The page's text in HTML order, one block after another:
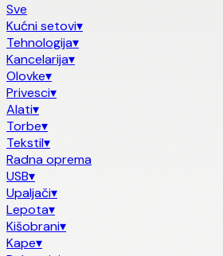
Sve
Kućni setovi▾
Tehnologija▾
Kancelarija▾
Olovke▾
Privesci▾
Alati▾
Torbe▾
Tekstil▾
Radna oprema
USB▾
Upaljači▾
Lepota▾
Kišobrani▾
Kape▾